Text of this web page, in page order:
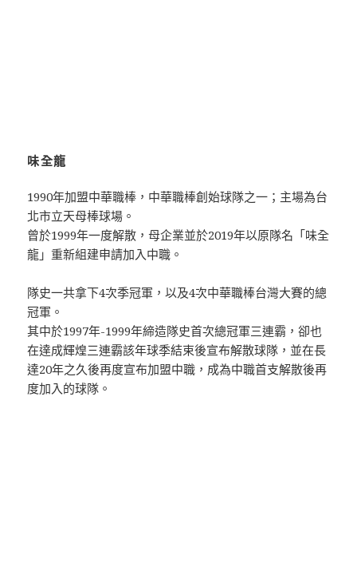
味全龍
1990年加盟中華職棒，中華職棒創始球隊之一；主場為台
北市立天母棒球場。
曾於1999年一度解散，母企業並於2019年以原隊名「味全
龍」重新組建申請加入中職。
隊史一共拿下4次季冠軍，以及4次中華職棒台灣大賽的總
冠軍。
其中於1997年-1999年締造隊史首次總冠軍三連霸，卻也
在達成輝煌三連霸該年球季結束後宣布解散球隊，並在長
達20年之久後再度宣布加盟中職，成為中職首支解散後再
度加入的球隊。